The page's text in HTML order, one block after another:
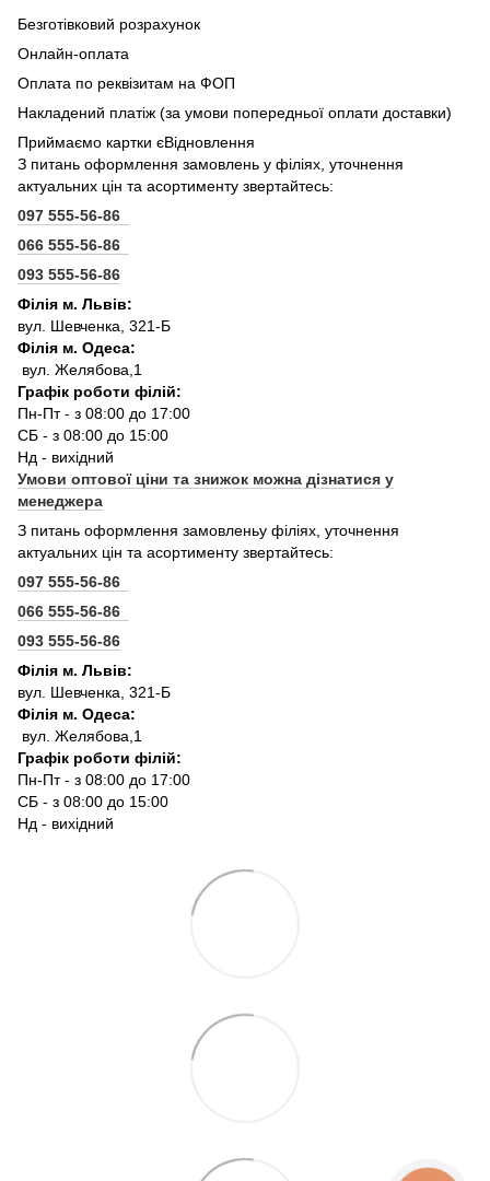
Безготівковий розрахунок
Онлайн-оплата
Оплата по реквізитам на ФОП
Накладений платіж (за умови попередньої оплати доставки)
Приймаємо картки єВідновлення
З питань оформлення замовлень у філіях, уточнення
актуальних цін та асортименту звертайтесь:
097 555-56-86
066 555-56-86
093 555-56-86
Філія м. Львів:
вул. Шевченка, 321-Б
Філія м. Одеса:
вул. Желябова,1
Графік роботи філій:
Пн-Пт - з 08:00 до 17:00
СБ - з 08:00 до 15:00
Нд - вихідний
Умови оптової ціни та знижок можна дізнатися у
менеджера
З питань оформлення замовленьу філіях, уточнення
актуальних цін та асортименту звертайтесь:
097 555-56-86
066 555-56-86
093 555-56-86
Філія м. Львів:
вул. Шевченка, 321-Б
Філія м. Одеса:
вул. Желябова,1
Графік роботи філій:
Пн-Пт - з 08:00 до 17:00
СБ - з 08:00 до 15:00
Нд - вихідний